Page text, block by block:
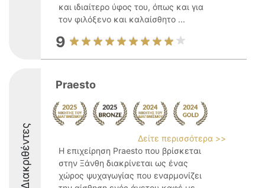
και ιδιαίτερο ύφος του, όπως και για
τον φιλόξενο και καλαίσθητο ...
9
Διακριθέντες
Praesto
Δείτε περισσότερα >>
Η επιχείρηση Praesto που βρίσκεται
στην Ξάνθη διακρίνεται ως ένας
χώρος ψυχαγωγίας που εναρμονίζει